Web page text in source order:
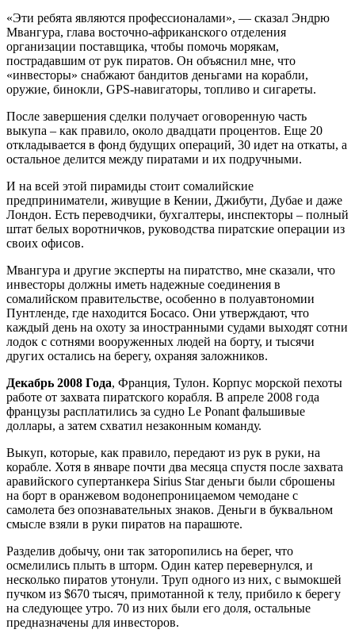
«Эти ребята являются профессионалами», — сказал Эндрю
Мвангура, глава восточно-африканского отделения
организации поставщика, чтобы помочь морякам,
пострадавшим от рук пиратов. Он объяснил мне, что
«инвесторы» снабжают бандитов деньгами на корабли,
оружие, бинокли, GPS-навигаторы, топливо и сигареты.
После завершения сделки получает оговоренную часть
выкупа – как правило, около двадцати процентов. Еще 20
откладывается в фонд будущих операций, 30 идет на откаты, а
остальное делится между пиратами и их подручными.
И на всей этой пирамиды стоит сомалийские
предприниматели, живущие в Кении, Джибути, Дубае и даже
Лондон. Есть переводчики, бухгалтеры, инспекторы – полный
штат белых воротничков, руководства пиратские операции из
своих офисов.
Мвангура и другие эксперты на пиратство, мне сказали, что
инвесторы должны иметь надежные соединения в
сомалийском правительстве, особенно в полуавтономии
Пунтленде, где находится Босасо. Они утверждают, что
каждый день на охоту за иностранными судами выходят сотни
лодок с сотнями вооруженных людей на борту, и тысячи
других остались на берегу, охраняя заложников.
Декабрь 2008 Года, Франция, Тулон. Корпус морской пехоты
работе от захвата пиратского корабля. В апреле 2008 года
французы расплатились за судно Le Ponant фальшивые
доллары, а затем схватил незаконным команду.
Выкуп, которые, как правило, передают из рук в руки, на
корабле. Хотя в январе почти два месяца спустя после захвата
аравийского супертанкера Sirius Star деньги были сброшены
на борт в оранжевом водонепроницаемом чемодане с
самолета без опознавательных знаков. Деньги в буквальном
смысле взяли в руки пиратов на парашюте.
Разделив добычу, они так заторопились на берег, что
осмелились плыть в шторм. Один катер перевернулся, и
несколько пиратов утонули. Труп одного из них, с вымокшей
пучком из $670 тысяч, примотанной к телу, прибило к берегу
на следующее утро. 70 из них были его доля, остальные
предназначены для инвесторов.